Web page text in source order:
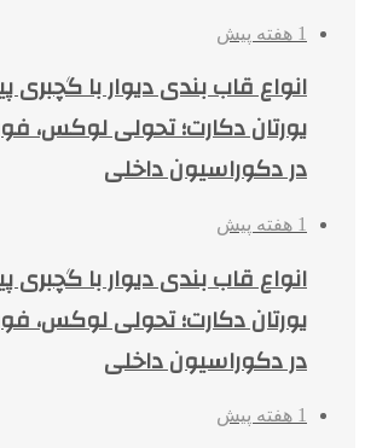
1 هفته پیش
انواع قاب بندی دیوار با
یورتان دکارت؛ تحولی لوکس،
در دکوراسیون داخلی
1 هفته پیش
انواع قاب بندی دیوار با
یورتان دکارت؛ تحولی لوکس،
در دکوراسیون داخلی
1 هفته پیش